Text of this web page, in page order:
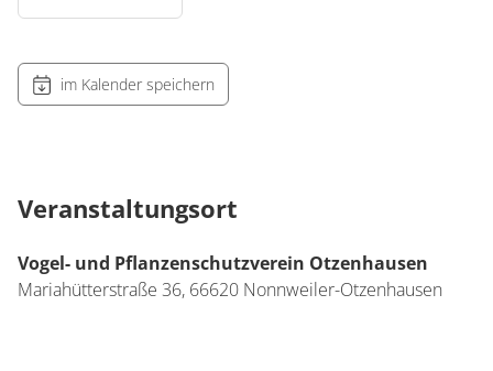
im Kalender speichern
Veranstaltungsort
Vogel- und Pflanzenschutzverein Otzenhausen
Mariahütterstraße 36, 66620 Nonnweiler-Otzenhausen